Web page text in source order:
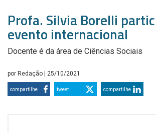
Profa. Silvia Borelli
evento internacional
Docente é da área de Ciências Sociais
por Redação | 25/10/2021
compartilhe tweet compartilhe